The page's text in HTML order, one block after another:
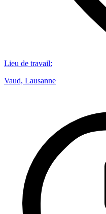
Lieu de travail:
Vaud, Lausanne